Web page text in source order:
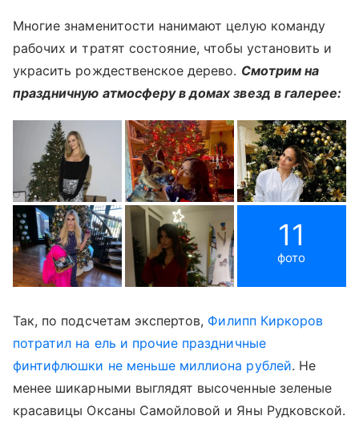
Многие знаменитости нанимают целую команду
рабочих и тратят состояние, чтобы установить и
украсить рождественское дерево. Смотрим на
праздничную атмосферу в домах звезд в галерее:
11
фото
Так, по подсчетам экспертов, Филипп Киркоров
потратил на ель и прочие праздничные
финтифлюшки не меньше миллиона рублей. Не
менее шикарными выглядят высоченные зеленые
красавицы Оксаны Самойловой и Яны Рудковской.